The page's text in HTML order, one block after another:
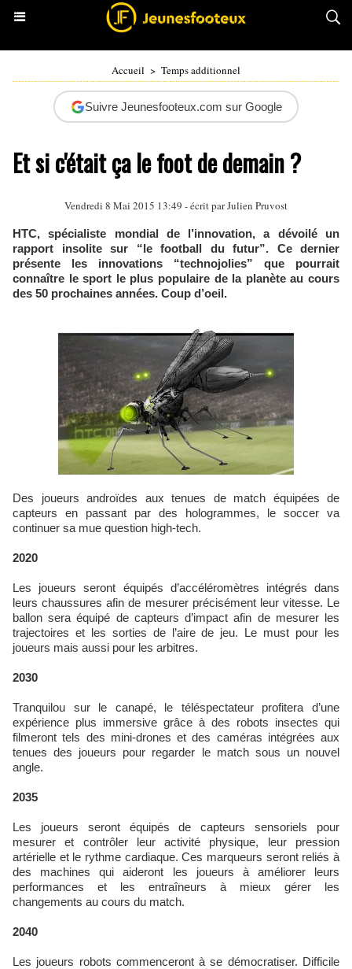
Accueil > Temps additionnel
Suivre Jeunesfooteux.com sur Google
Et si c'était ça le foot de demain ?
Vendredi 8 Mai 2015 13:49 - écrit par Julien Pruvost
HTC, spécialiste mondial de l’innovation, a dévoilé un
rapport insolite sur “le football du futur”. Ce dernier
présente les innovations “technojolies” que pourrait
connaître le sport le plus populaire de la planète au cours
des 50 prochaines années. Coup d’oeil.
Des joueurs androïdes aux tenues de match équipées de
capteurs en passant par des hologrammes, le soccer va
continuer sa mue question high-tech.
2020
Les joueurs seront équipés d’accéléromètres intégrés dans
leurs chaussures afin de mesurer précisément leur vitesse. Le
ballon sera équipé de capteurs d’impact afin de mesurer les
trajectoires et les sorties de l’aire de jeu. Le must pour les
joueurs mais aussi pour les arbitres.
2030
Tranquilou sur le canapé, le téléspectateur profitera d’une
expérience plus immersive grâce à des robots insectes qui
filmeront tels des mini-drones et des caméras intégrées aux
tenues des joueurs pour regarder le match sous un nouvel
angle.
2035
Les joueurs seront équipés de capteurs sensoriels pour
mesurer et contrôler leur activité physique, leur pression
artérielle et le rythme cardiaque. Ces marqueurs seront reliés à
des machines qui aideront les joueurs à améliorer leurs
performances et les entraîneurs à mieux gérer les
changements au cours du match.
2040
Les joueurs robots commenceront à se démocratiser. Difficile